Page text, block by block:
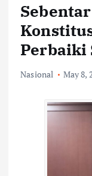
Perbaiki
Nasional May 8,